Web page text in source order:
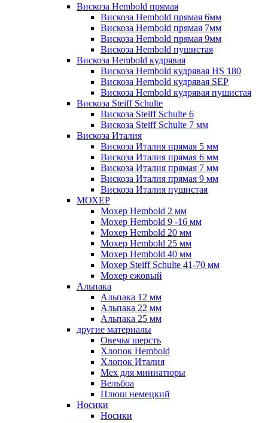
Вискоза Hembold прямая
Вискоза Hembold прямая 6мм
Вискоза Hembold прямая 7мм
Вискоза Hembold прямая 9мм
Вискоза Hembold пушистая
Вискоза Hembold кудрявая
Вискоза Hembold кудрявая HS 180
Вискоза Hembold кудрявая SEP
Вискоза Hembold кудрявая пушистая
Вискоза Steiff Schulte
Вискоза Steiff Schulte 6
Вискоза Steiff Schulte 7 мм
Вискоза Италия
Вискоза Италия прямая 5 мм
Вискоза Италия прямая 6 мм
Вискоза Италия прямая 7 мм
Вискоза Италия прямая 9 мм
Вискоза Италия пушистая
МОХЕР
Мохер Hembold 2 мм
Мохер Hembold 9 -16 мм
Мохер Hembold 20 мм
Мохер Hembold 25 мм
Мохер Hembold 40 мм
Мохер Steiff Schulte 41-70 мм
Мохер ежовый
Альпака
Альпака 12 мм
Альпака 22 мм
Альпака 25 мм
другие материалы
Овечья шерсть
Хлопок Hembold
Хлопок Италия
Мех для миниатюры
Вельбоа
Плюш немецкий
Носики
Носики